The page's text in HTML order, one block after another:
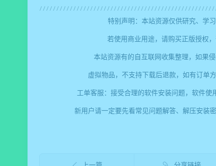
特别声明：本站资源仅供研究、学
若使用商业用途，请购买正版授权
本站资源有的自互联网收集整理，如果
虚拟物品，不支持下载后退款，如有订单
工单客服：接受合理的软件安装问题，软件使
新用户请一定要先看常见问题解答、解压安